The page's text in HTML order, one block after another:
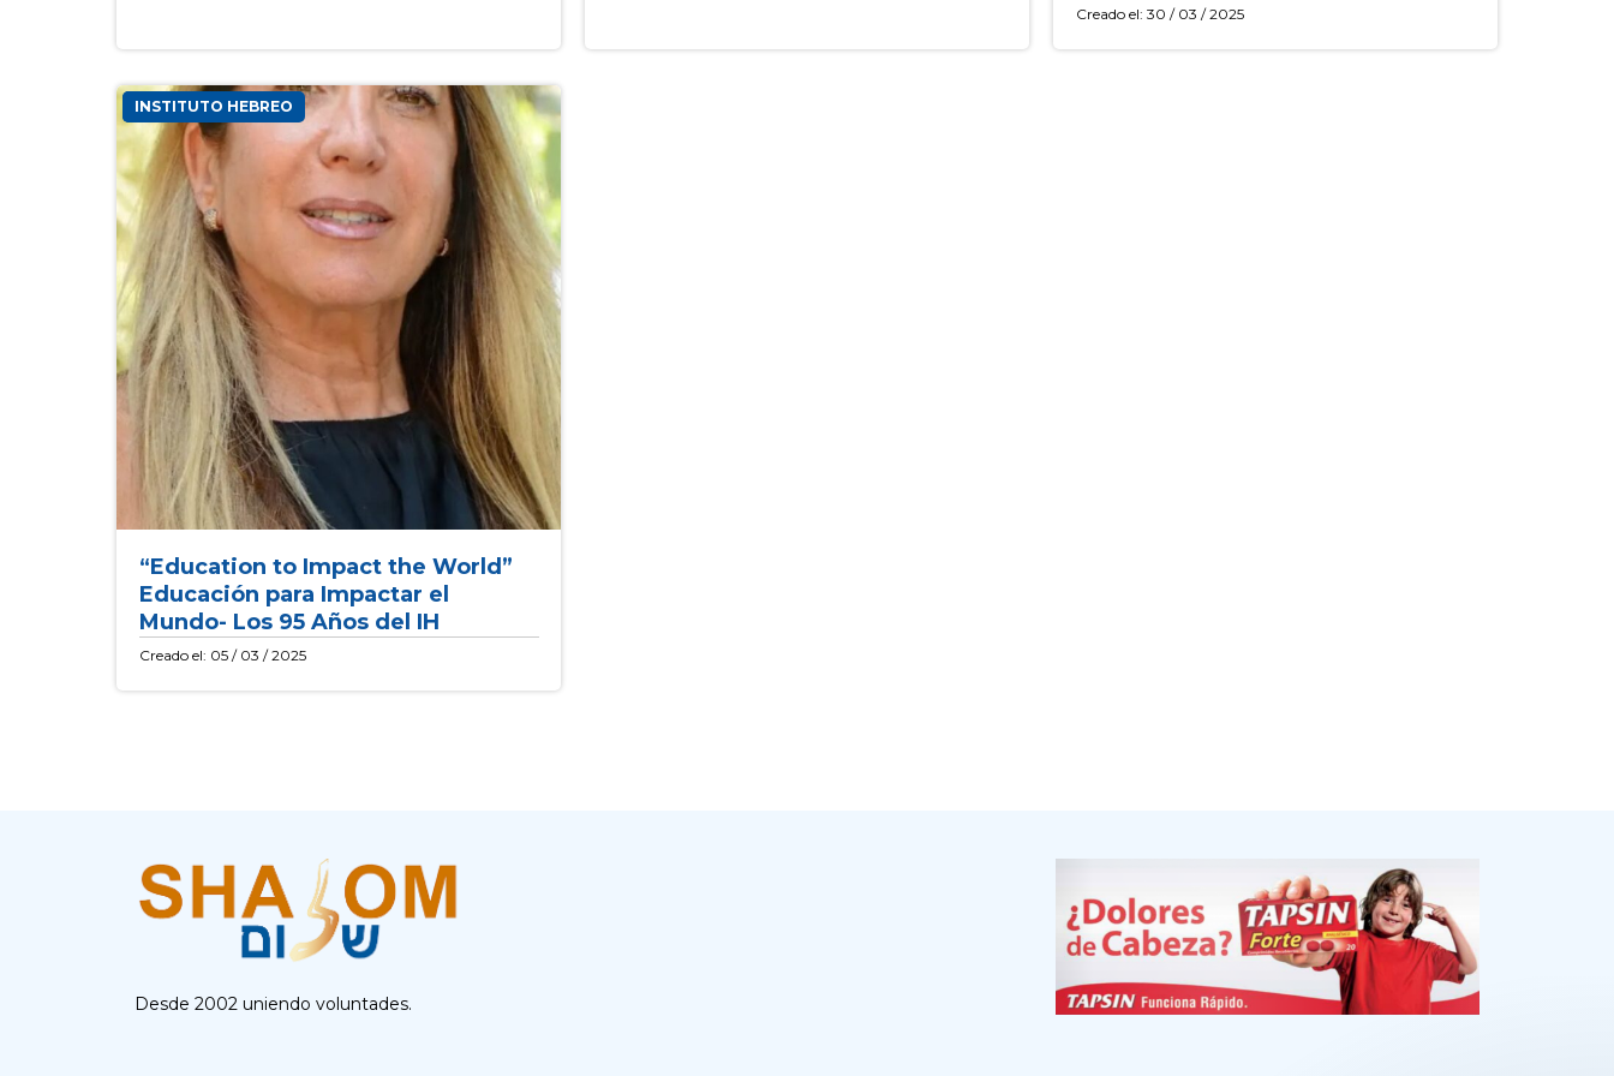
Creado el: 30 / 03 / 2025
Actualidad
INSTITUTO HEBREO
“Education to Impact the World”
Educación para Impactar el
Mundo- Los 95 Años del IH
Creado el: 05 / 03 / 2025
Desde 2002 uniendo voluntades.